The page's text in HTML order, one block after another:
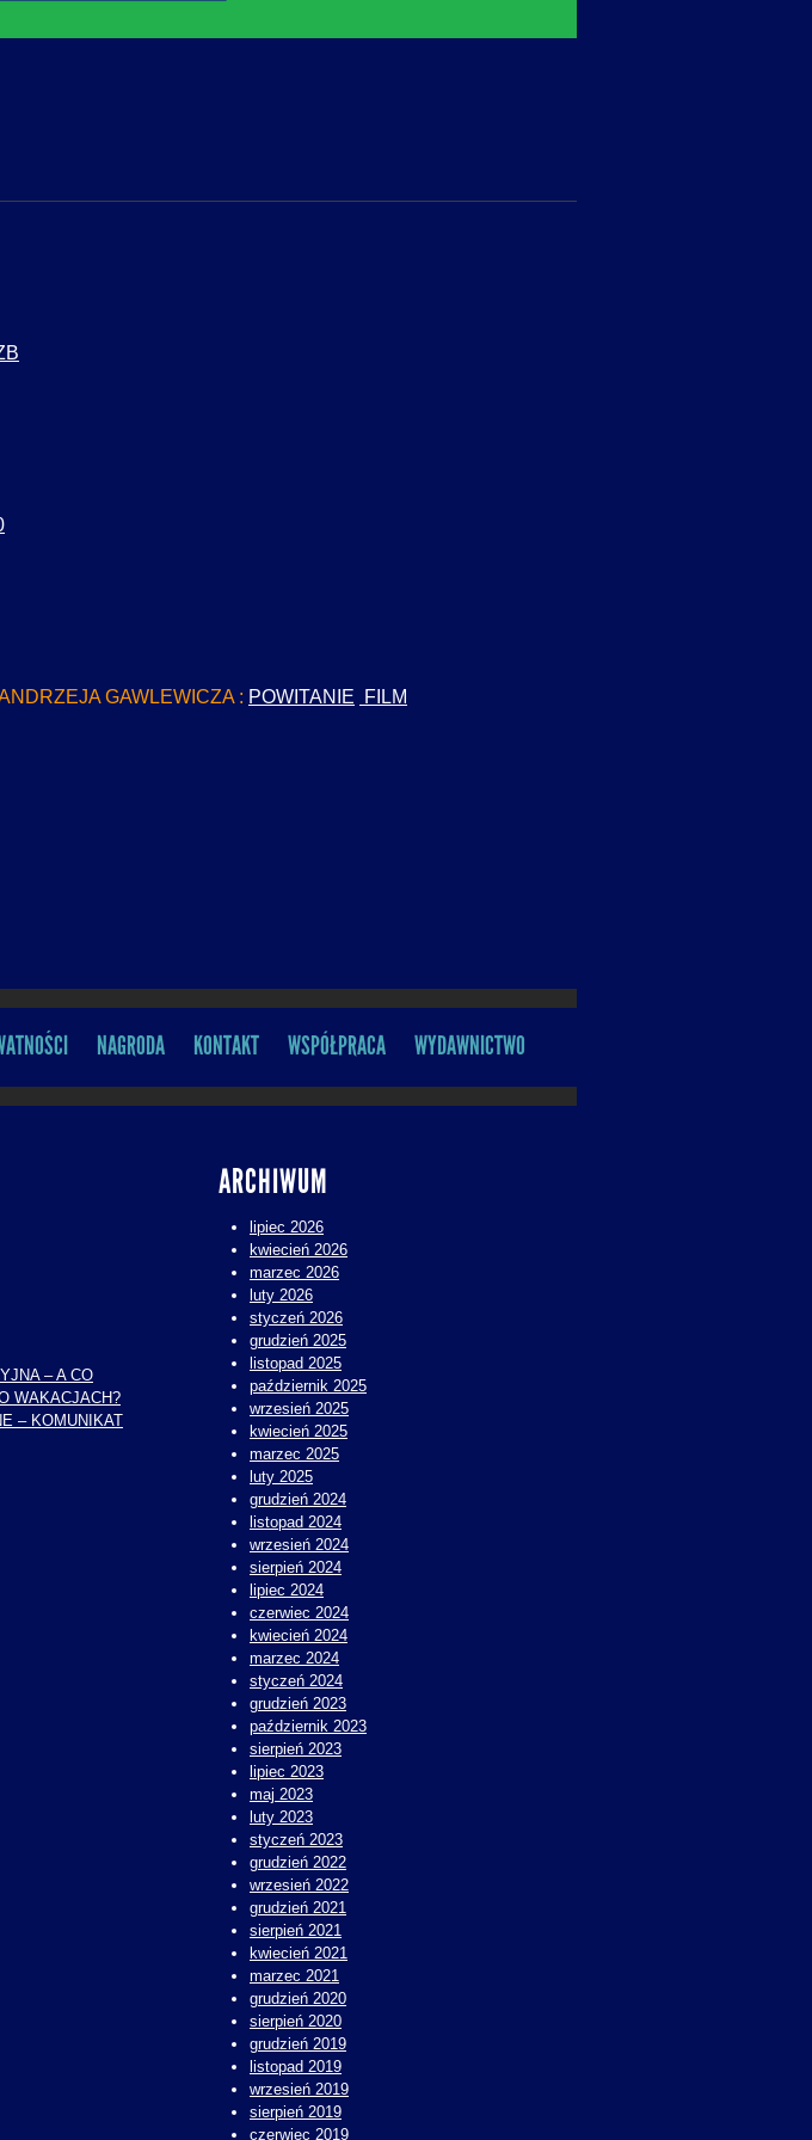
GAWLEWICZA : POWITANIE FILM
NAGRODA KONTAKT WSPÓŁPRACA WYDAWNICTWO
– A CO
WAKACJACH?
– KOMUNIKAT
ARCHIWUM
lipiec 2026
kwiecień 2026
marzec 2026
luty 2026
styczeń 2026
grudzień 2025
listopad 2025
październik 2025
wrzesień 2025
kwiecień 2025
marzec 2025
luty 2025
grudzień 2024
listopad 2024
wrzesień 2024
sierpień 2024
lipiec 2024
czerwiec 2024
kwiecień 2024
marzec 2024
styczeń 2024
grudzień 2023
październik 2023
sierpień 2023
lipiec 2023
maj 2023
luty 2023
styczeń 2023
grudzień 2022
wrzesień 2022
grudzień 2021
sierpień 2021
kwiecień 2021
marzec 2021
grudzień 2020
sierpień 2020
grudzień 2019
listopad 2019
wrzesień 2019
sierpień 2019
czerwiec 2019